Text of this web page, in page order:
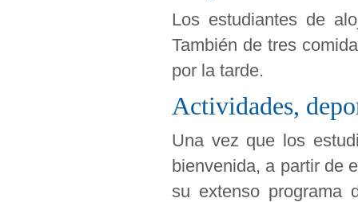
Los estudiantes de
También de tres
por la tarde.
Actividades,
Una vez que los
bienvenida, a partir de
su extenso programa